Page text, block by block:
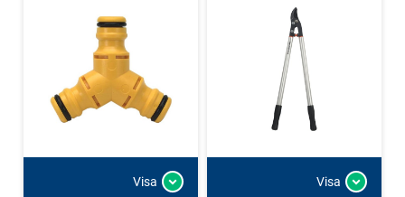
Visa Visa